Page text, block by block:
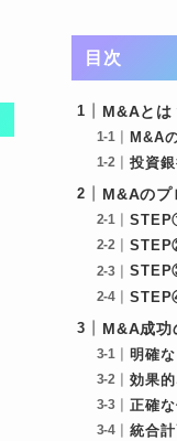
目次
M&Aとは
M&A
投資
M&Aのプ
M&A成功
明確
効果
正確
統合